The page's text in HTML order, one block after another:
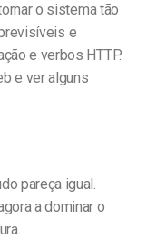
o sistema tão
e
e verbos HTTP.
e ver alguns
pareça igual.
a dominar o